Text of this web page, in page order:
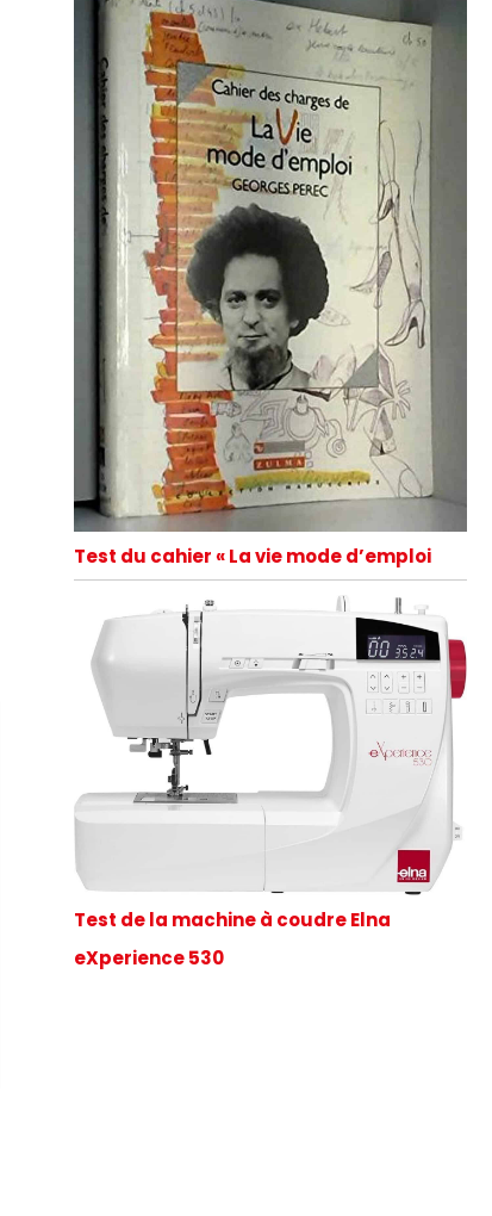
Test du cahier « La vie mode d’emploi
Test de la machine à coudre Elna
eXperience 530